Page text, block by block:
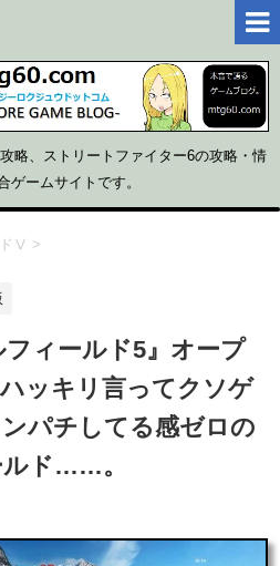
略、ストリートファイター6の攻略・情
ゲームサイトです。
Ⅴ >
ィールド5』オープ
ッキリ言ってクソゲ
パチしてる感ゼロの
ルド……。